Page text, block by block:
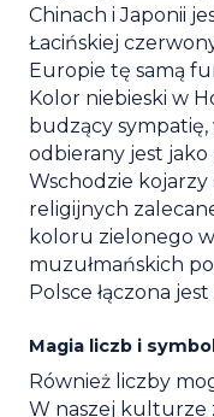
Chinach i Japonii
Łacińskiej
Europie tę samą
Kolor niebieski w
budzący
odbierany jest jako
Wschodzie kojarzy
religijnych
koloru zielonego
muzułmańskich
Polsce łączona
Magia liczb i
Również liczby
W naszej kulturze